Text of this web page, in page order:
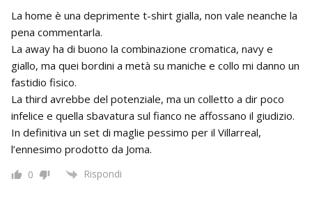
La home è una deprimente t-shirt gialla, non vale neanche la
pena commentarla.
La away ha di buono la combinazione cromatica, navy e
giallo, ma quei bordini a metà su maniche e collo mi danno un
fastidio fisico.
La third avrebbe del potenziale, ma un colletto a dir poco
infelice e quella sbavatura sul fianco ne affossano il giudizio.
In definitiva un set di maglie pessimo per il Villarreal,
l’ennesimo prodotto da Joma.
0 Rispondi